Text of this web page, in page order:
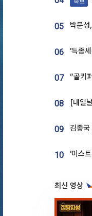
05
06
07
08
09
10
최신 영상